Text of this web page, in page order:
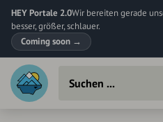
HEY Portale 2.0Wir bereiten gerade
besser, größer, schlauer.
Coming soon →